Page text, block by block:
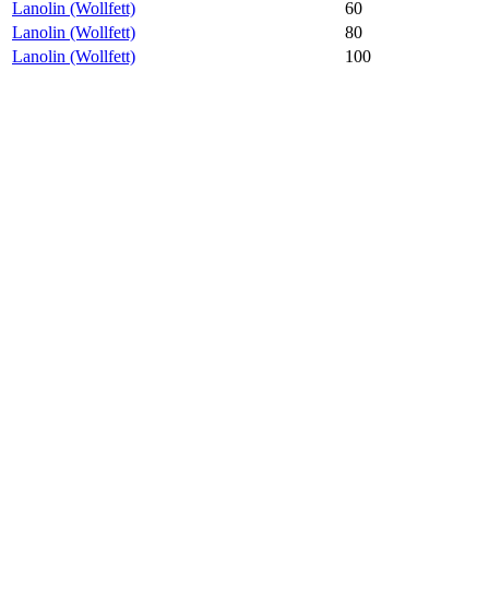
Lanolin (Wollfett)
60
Lanolin (Wollfett)
80
Lanolin (Wollfett)
100